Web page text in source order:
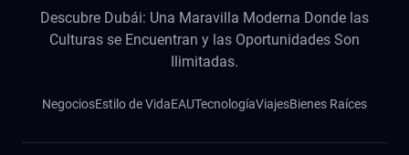
Descubre Dubái: Una Maravilla Moderna Donde las
Culturas se Encuentran y las Oportunidades Son
Ilimitadas.
NegociosEstilo de VidaEAUTecnologíaViajesBienes Raíces